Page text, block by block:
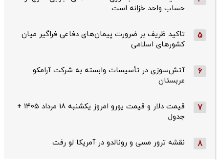
حساب واحد خزانه است
5
تاکید ظریف بر ضرورت پیمان‌های دفاعی فراگیر میان
کشورهای اسلامی
6
آتش‌سوزی در تأسیسات وابسته به شرکت آرامکو
عربستان
7
قیمت دلار و قیمت یورو امروز یکشنبه ۱۸ مرداد ۱۴۰۵ +
جدول
8 نقشه ترور مسی و رونالدو در آمریکا لو رفت